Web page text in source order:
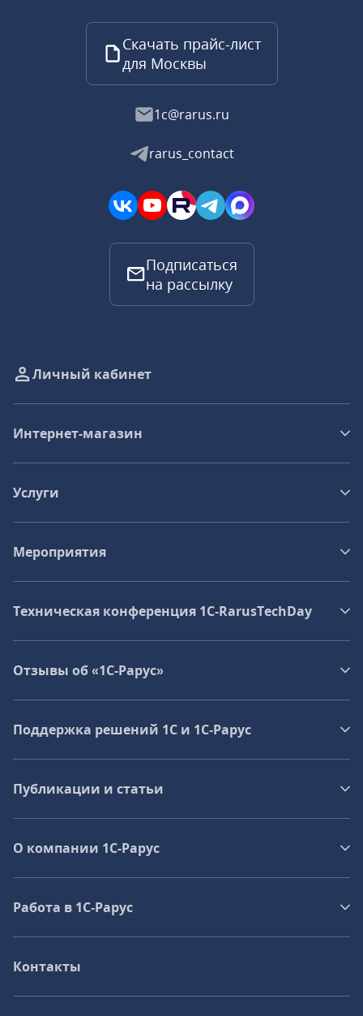
Скачать прайс-лист
для Москвы
1c@rarus.ru
rarus_contact
Подписаться
на рассылку
Личный кабинет
Интернет-магазин
Услуги
Мероприятия
Техническая конференция 1C‑RarusTechDay
Отзывы об «1С-Рарус»
Поддержка решений 1С и 1С‑Рарус
Публикации и статьи
О компании 1C-Рарус
Работа в 1С‑Рарус
Контакты